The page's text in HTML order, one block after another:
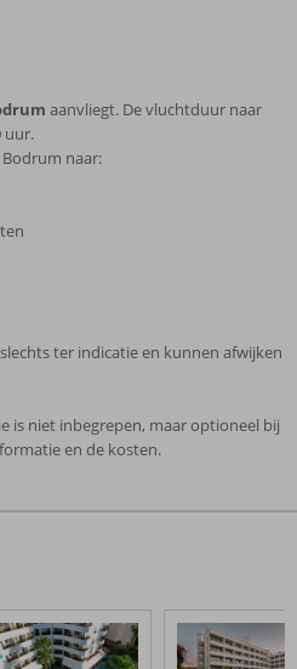
aanvliegt. De vluchtduur naar
uur.
naar:
ter indicatie en kunnen afwijken
is niet inbegrepen, maar optioneel bij
en de kosten.